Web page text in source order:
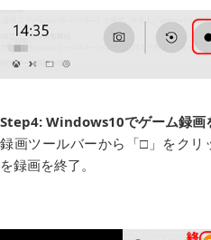
Step4: Windows10でゲーム録画
録画ツールバーから「□」をク
を録画を終了。